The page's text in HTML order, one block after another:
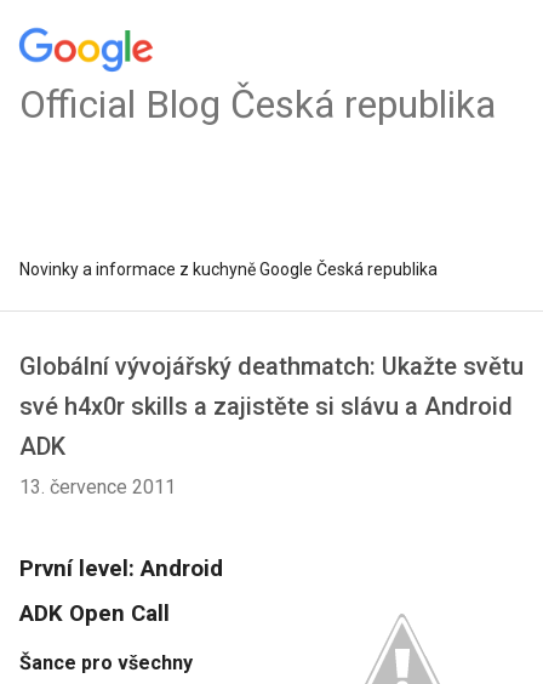
Official Blog Česká republika
Novinky a informace z kuchyně Google Česká republika
Globální vývojářský deathmatch: Ukažte světu
své h4x0r skills a zajistěte si slávu a Android
ADK
13. července 2011
První level: Android
ADK Open Call
Šance pro všechny